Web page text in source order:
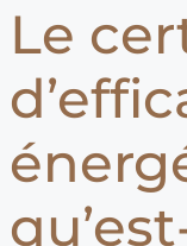
Le